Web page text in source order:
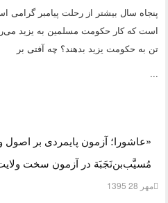
پنجاه سال بیشتر از رحلت پیامبر گرامی
است که کار حکومت مسلمین به یزید
تن به حکومت یزید بدهند؟ چه آفتی بر
...
«عاشورا؛ آزمون پایمردی بر
مُسیَّب‌بن‌نَجَبَة‌ در آزمون سخت
مهر 28 1395